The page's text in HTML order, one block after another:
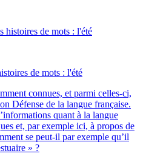
de mots : l'été
connues, et parmi celles-ci,
Défense de la langue française.
quant à la langue
et, par exemple ici, à propos de
se peut-il par exemple qu’il
» ?